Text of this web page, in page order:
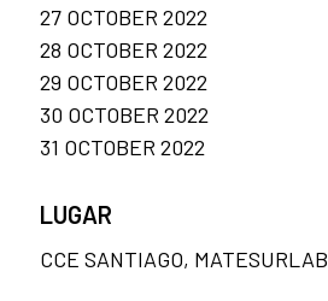
27 OCTOBER 2022
28 OCTOBER 2022
29 OCTOBER 2022
30 OCTOBER 2022
31 OCTOBER 2022
LUGAR
CCE SANTIAGO, MATESURLAB